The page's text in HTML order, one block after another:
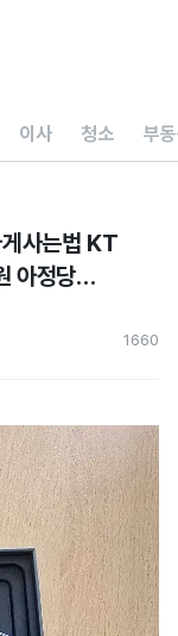
이사 청소 부
사는법 KT
아정당
1660